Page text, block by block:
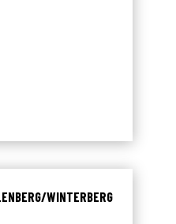
WINTERBERG